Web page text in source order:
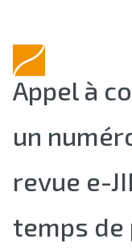
Appel à
un
revue e-
temps de